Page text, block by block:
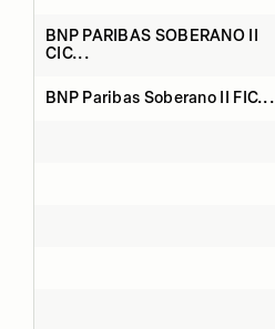
BNP PARIBAS SOBERANO II
CIC...
BNP Paribas Soberano II FIC...